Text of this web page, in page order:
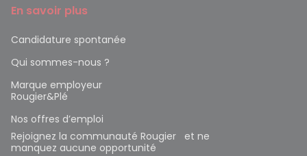
En savoir plus
Candidature spontanée
Qui sommes-nous ?
Marque employeur
Rougier&Plé
Nos offres d’emploi
Rejoignez la communauté Rougier et ne
manquez aucune opportunité